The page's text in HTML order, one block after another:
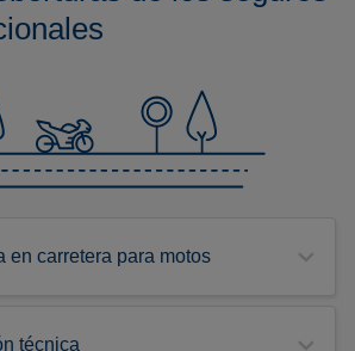
en carretera para motos
técnica